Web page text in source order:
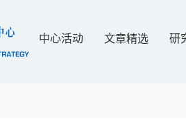
中心活动 文章精选 研